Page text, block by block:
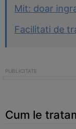
Mit: doar
Facilitati de
Cum le